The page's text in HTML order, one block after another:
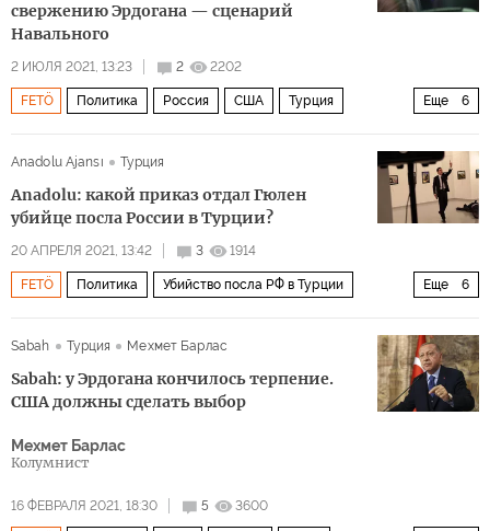
свержению Эрдогана — сценарий
Навального
2 ИЮЛЯ 2021, 13:23 2 2202
Еще 6
FETÖ Политика Россия США Турция
государственный переворот свержение
Anadolu Ajansı Турция
Anadolu: какой приказ отдал Гюлен
убийце посла России в Турции?
20 АПРЕЛЯ 2021, 13:42 3 1914
Еще 6
FETÖ Политика Убийство посла РФ в Турции
Sabah Турция Мехмет Барлас
Sabah: у Эрдогана кончилось терпение.
США должны сделать выбор
Мехмет Барлас
Колумнист
16 ФЕВРАЛЯ 2021, 18:30 5 3600